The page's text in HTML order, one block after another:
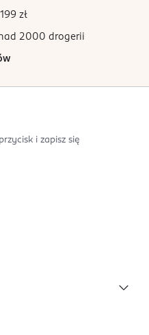
opinie?
zł
2000 drogerii
i zapisz się